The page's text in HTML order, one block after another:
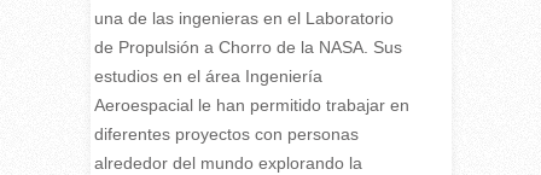
una de las ingenieras en el Laboratorio
de Propulsión a Chorro de la NASA. Sus
estudios en el área Ingeniería
Aeroespacial le han permitido trabajar en
diferentes proyectos con personas
alrededor del mundo explorando la